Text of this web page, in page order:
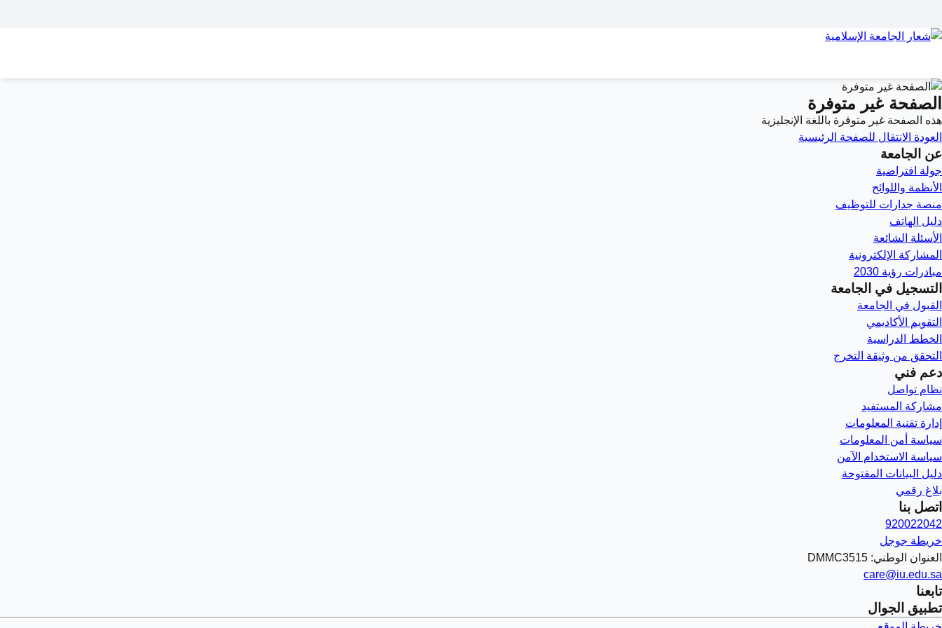
الصفحة غير متوفرة
هذه الصفحة غير متوفرة باللغة الإنجليزية
العودة الانتقال للصفحة الرئيسية
عن الجامعة
جولة افتراضية
الأنظمة واللوائح
منصة جدارات للتوظيف
دليل الهاتف
الأسئلة الشائعة
المشاركة الإلكترونية
مبادرات رؤية 2030
التسجيل في الجامعة
القبول في الجامعة
التقويم الأكاديمي
الخطط الدراسية
التحقق من وثيقة التخرج
دعم فني
نظام تواصل
مشاركة المستفيد
إدارة تقنية المعلومات
سياسة أمن المعلومات
سياسة الاستخدام الآمن
دليل البيانات المفتوحة
بلاغ رقمي
اتصل بنا
920022042
خريطة جوجل
العنوان الوطني: DMMC3515
care@iu.edu.sa
تابعنا
تطبيق الجوال